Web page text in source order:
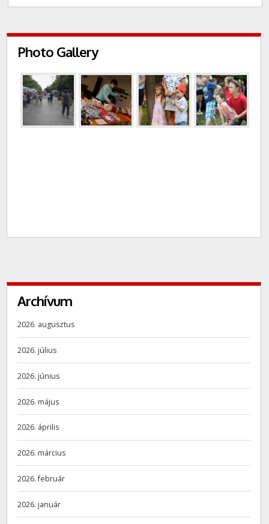
Photo Gallery
Archívum
2026. augusztus
2026. július
2026. június
2026. május
2026. április
2026. március
2026. február
2026. január